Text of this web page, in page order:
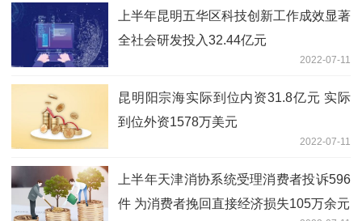
上半年昆明五华区科技创新工作成效显著
全社会研发投入32.44亿元
2022-07-11
昆明阳宗海实际到位内资31.8亿元 实际
到位外资1578万美元
2022-07-11
上半年天津消协系统受理消费者投诉596
件 为消费者挽回直接经济损失105万余元